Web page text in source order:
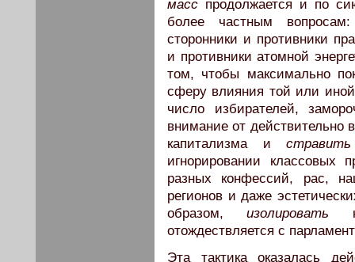
масс продолжается и по
более частным
сторонники и противники
и противники атомной
том, чтобы максимально
сферу влияния той или
число избирателей,
внимание от действительно
капитализма и
игнорировании классовых
разных конфессий, рас,
регионов и даже
образом,изолировать
отождествляется с
Эта тактика оказалась